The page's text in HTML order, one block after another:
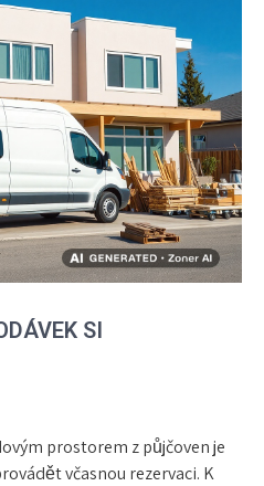
SI
prostorem z půjčoven je
včasnou rezervaci. K